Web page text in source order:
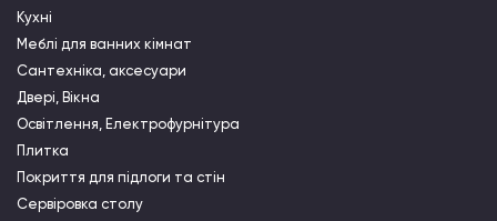
Кухні
Меблі для ванних кімнат
Сантехніка, аксесуари
Двері, Вікна
Освітлення, Електрофурнітура
Плитка
Покриття для підлоги та стін
Сервіровка столу